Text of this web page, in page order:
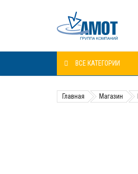
ВСЕ КАТЕГОРИИ
Главная Магазин